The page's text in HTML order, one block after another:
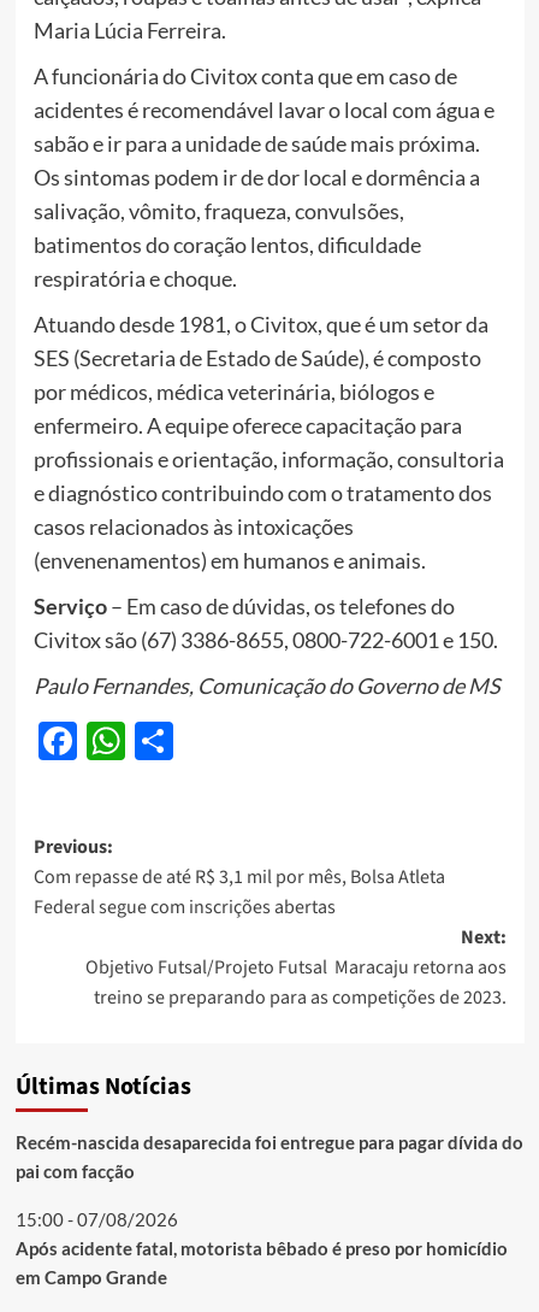
Maria Lúcia Ferreira.
A funcionária do Civitox conta que em caso de
acidentes é recomendável lavar o local com água e
sabão e ir para a unidade de saúde mais próxima.
Os sintomas podem ir de dor local e dormência a
salivação, vômito, fraqueza, convulsões,
batimentos do coração lentos, dificuldade
respiratória e choque.
Atuando desde 1981, o Civitox, que é um setor da
SES (Secretaria de Estado de Saúde), é composto
por médicos, médica veterinária, biólogos e
enfermeiro. A equipe oferece capacitação para
profissionais e orientação, informação, consultoria
e diagnóstico contribuindo com o tratamento dos
casos relacionados às intoxicações
(envenenamentos) em humanos e animais.
Serviço– Em caso de dúvidas, os telefones do
Civitox são (67) 3386-8655, 0800-722-6001 e 150.
Paulo Fernandes, Comunicação do Governo de MS
Facebook
WhatsApp
Share
Post
navigation
Previous:
Com repasse de até R$ 3,1 mil por mês, Bolsa Atleta
Federal segue com inscrições abertas
Next:
Objetivo Futsal/Projeto Futsal Maracaju retorna aos
treino se preparando para as competições de 2023.
Últimas Notícias
Recém-nascida desaparecida foi entregue para pagar dívida do
pai com facção
15:00 - 07/08/2026
Após acidente fatal, motorista bêbado é preso por homicídio
em Campo Grande